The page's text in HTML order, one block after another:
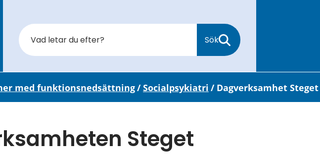
Sök
med funktionsnedsättning/Socialpsykiatri / Dagverksamhet Steget
Steget